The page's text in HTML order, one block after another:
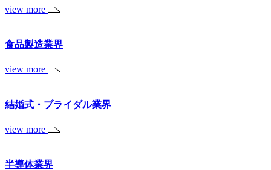
view more
食品製造業界
view more
結婚式・ブライダル業界
view more
半導体業界